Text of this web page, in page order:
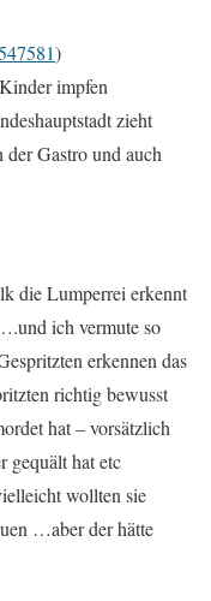
)
impfen
zieht
Gastro und auch
die Lumperrei erkennt
ich vermute so
erkennen das
richtig bewusst
hat – vorsätzlich
gequält hat etc
wollten sie
…aber der hätte